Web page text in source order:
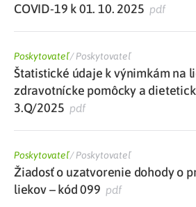
COVID-19 k 01. 10. 2025 pdf
Poskytovateľ/Poskytovateľ
Štatistické údaje k výnimkám na
zdravotnícke pomôcky a
3.Q/2025 pdf
Poskytovateľ/Poskytovateľ
Žiadosť o uzatvorenie dohody o
liekov – kód 099 pdf